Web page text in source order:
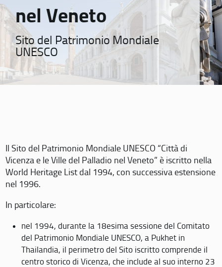
nel Veneto
Sito del Patrimonio Mondiale
UNESCO
Il Sito del Patrimonio Mondiale UNESCO “Città di
Vicenza e le Ville del Palladio nel Veneto” è iscritto nella
World Heritage List dal 1994, con successiva estensione
nel 1996.
In particolare:
nel 1994, durante la 18esima sessione del Comitato
del Patrimonio Mondiale UNESCO, a Pukhet in
Thailandia, il perimetro del Sito iscritto comprende il
centro storico di Vicenza, che include al suo interno 23